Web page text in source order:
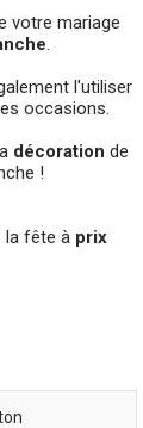
votre mariage
.
l'utiliser
occasions.
décoration de
!
la fête à prix